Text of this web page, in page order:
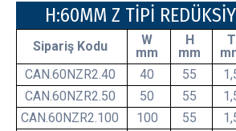
H:60MM Z TİPİ
Sipariş Kodu
W
mm
H
mm
T
CAN.60NZR2.40
40 55
CAN.60NZR2.50
50 55
CAN.60NZR2.100
100 55